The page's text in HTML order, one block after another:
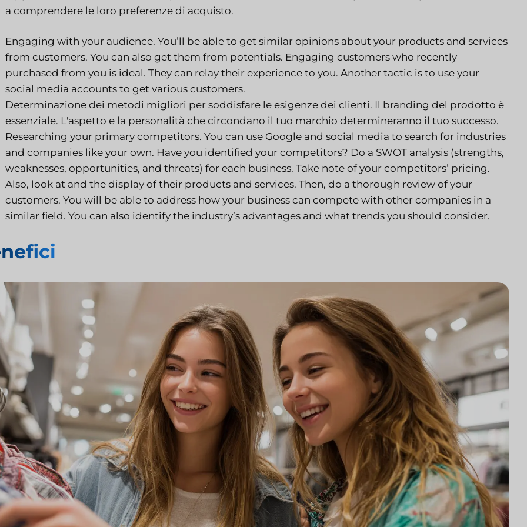
a comprendere le loro preferenze di acquisto.
Engaging with your audience. You’ll be able to get similar opinions about your products and services
from customers. You can also get them from potentials. Engaging customers who recently
purchased from you is ideal. They can relay their experience to you. Another tactic is to use your
social media accounts to get various customers.
Determinazione dei metodi migliori per soddisfare le esigenze dei clienti. Il branding del prodotto è
essenziale. L'aspetto e la personalità che circondano il tuo marchio determineranno il tuo successo.
Researching your primary competitors. You can use Google and social media to search for industries
and companies like your own. Have you identified your competitors? Do a SWOT analysis (strengths,
weaknesses, opportunities, and threats) for each business. Take note of your competitors’ pricing.
Also, look at and the display of their products and services. Then, do a thorough review of your
customers. You will be able to address how your business can compete with other companies in a
similar field. You can also identify the industry’s advantages and what trends you should consider.